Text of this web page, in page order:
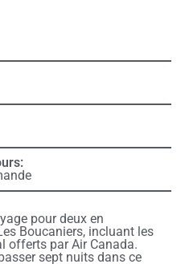
pour deux en
Boucaniers, incluant les
offerts par Air Canada.
sept nuits dans ce